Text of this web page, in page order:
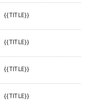
{{TITLE}}
{{TITLE}}
{{TITLE}}
{{TITLE}}